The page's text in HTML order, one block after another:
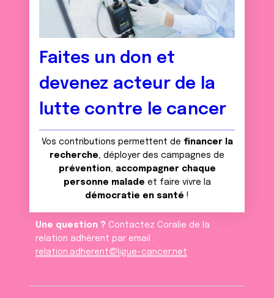
Faites un don et
devenez acteur de la
lutte contre le cancer
Vos contributions permettent de financer la
recherche, déployer des campagnes de
prévention, accompagner chaque
personne malade et faire vivre la
démocratie en santé !
Une question ? Contactez Coralie de la
relation adhèrent par email :
relation.adherent@ligue-cancer.net